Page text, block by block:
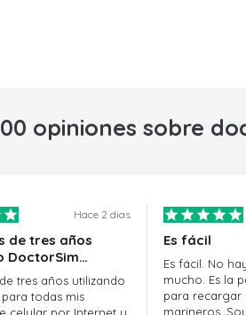
opiniones sobre
Hace 2 dias
de tres años
DoctorSim…
tres años utilizando
todas mis
Es fácil
Es fácil. No
mucho. Es la
para recargar
marineros.